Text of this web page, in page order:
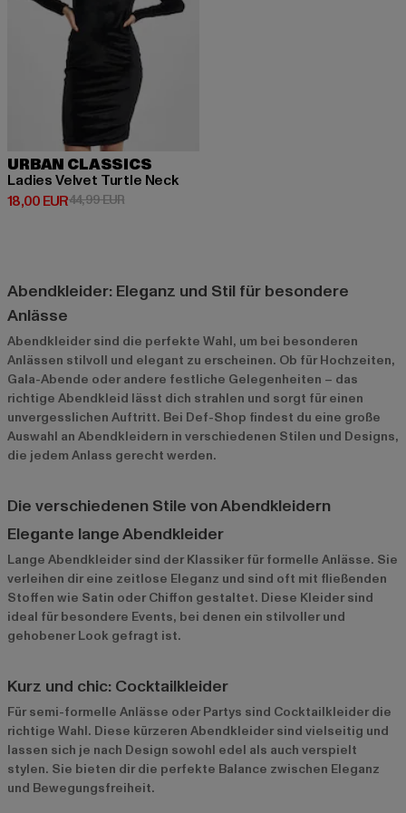
URBAN CLASSICS
Ladies Velvet Turtle Neck
18,00 EUR
Derzeitiger Preis: 18,00 EUR
44,99 EURAktionspreis: 44,99 EUR
Abendkleider: Eleganz und Stil für besondere
Anlässe
Abendkleider sind die perfekte Wahl, um bei besonderen
Anlässen stilvoll und elegant zu erscheinen. Ob für Hochzeiten,
Gala-Abende oder andere festliche Gelegenheiten – das
richtige Abendkleid lässt dich strahlen und sorgt für einen
unvergesslichen Auftritt. Bei Def-Shop findest du eine große
Auswahl an Abendkleidern in verschiedenen Stilen und Designs,
die jedem Anlass gerecht werden.
Die verschiedenen Stile von Abendkleidern
Elegante lange Abendkleider
Lange Abendkleider sind der Klassiker für formelle Anlässe. Sie
verleihen dir eine zeitlose Eleganz und sind oft mit fließenden
Stoffen wie Satin oder Chiffon gestaltet. Diese Kleider sind
ideal für besondere Events, bei denen ein stilvoller und
gehobener Look gefragt ist.
Kurz und chic: Cocktailkleider
Für semi-formelle Anlässe oder Partys sind Cocktailkleider die
richtige Wahl. Diese kürzeren Abendkleider sind vielseitig und
lassen sich je nach Design sowohl edel als auch verspielt
stylen. Sie bieten dir die perfekte Balance zwischen Eleganz
und Bewegungsfreiheit.